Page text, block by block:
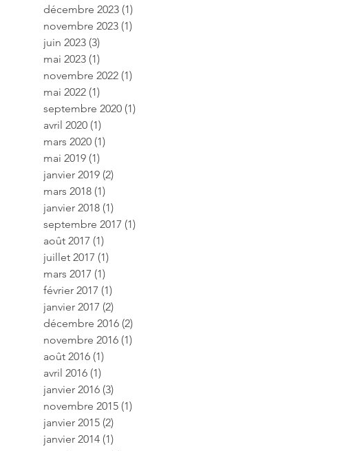
décembre 2023 (1)
novembre 2023 (1)
juin 2023 (3)
mai 2023 (1)
novembre 2022 (1)
mai 2022 (1)
septembre 2020 (1)
avril 2020 (1)
mars 2020 (1)
mai 2019 (1)
janvier 2019 (2)
mars 2018 (1)
janvier 2018 (1)
septembre 2017 (1)
août 2017 (1)
juillet 2017 (1)
mars 2017 (1)
février 2017 (1)
janvier 2017 (2)
décembre 2016 (2)
novembre 2016 (1)
août 2016 (1)
avril 2016 (1)
janvier 2016 (3)
novembre 2015 (1)
janvier 2015 (2)
janvier 2014 (1)